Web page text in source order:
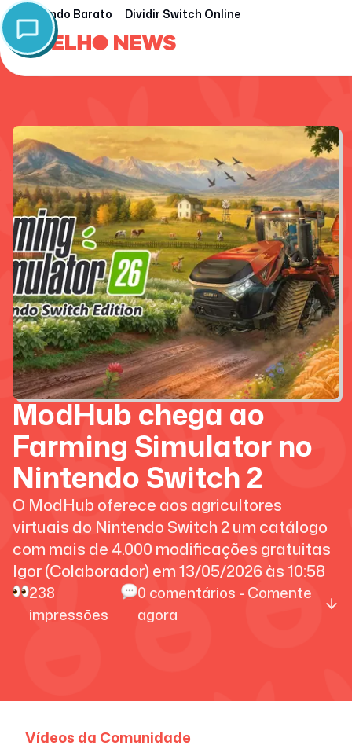
Nintendo Barato Dividir Switch Online
ModHub chega ao
Farming Simulator no
Nintendo Switch 2
O ModHub oferece aos agricultores
virtuais do Nintendo Switch 2 um catálogo
com mais de 4.000 modificações gratuitas
Igor (Colaborador) em13/05/2026 às10:58
238
impressões
0 comentários - Comente
agora
Vídeos da Comunidade